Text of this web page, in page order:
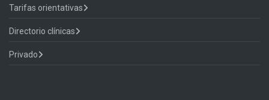
Tarifas orientativas
Directorio clínicas
Privado